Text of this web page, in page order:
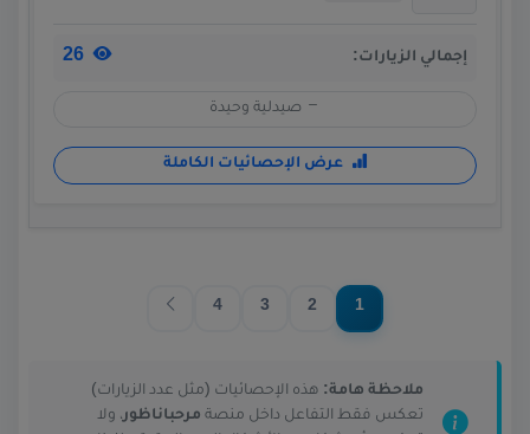
إجمالي الزيارات:
صيدلية وحيدة
عرض الإحصائيات الكاملة
1
2
3
4
ملاحظة هامة: هذه الإحصائيات (مثل عدد الزيارات)
تعكس فقط التفاعل داخل منصة مرحباناظور، ولا